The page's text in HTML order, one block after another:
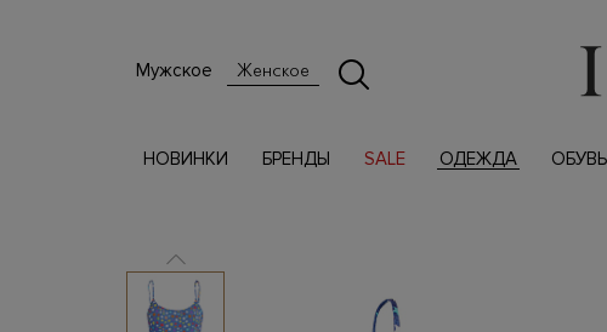
Мужское Женское
НОВИНКИ БРЕНДЫ SALE ОДЕЖДА ОБУВЬ